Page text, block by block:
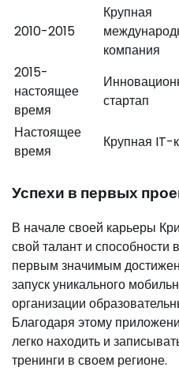
2010-2015
Крупная
компания
2015-
настоящее
время
стартап
Настоящее
время
Крупная IT-
Успехи в первых
В начале своей карьеры
свой талант и способности
первым значимым
запуск уникального
организации
Благодаря этому
легко находить и
тренинги в своем регионе.